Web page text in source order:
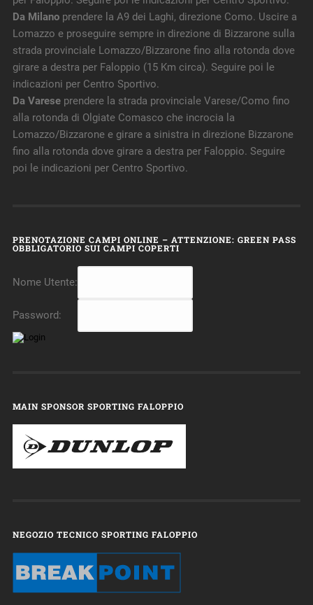
Da Milanoprendere la A9 dei Laghi, direzione Como. Uscire a
Lomazzo e proseguire sempre in direzione di Bizzarone sulla
strada provinciale Lomazzo/Bizzarone fino alla rotonda dove
girare a destra per Faloppio (15 Km circa). Seguire poi le
indicazioni per Centro Sportivo.
Da Vareseprendere la strada provinciale Varese/Como fino
alla rotonda di Olgiate Comasco che incrocia la
Lomazzo/Bizzarone e girare a sinistra in direzione Bizzarone
fino alla rotonda dove girare a destra per Faloppio. Seguire
poi le indicazioni per Centro Sportivo.
PRENOTAZIONE CAMPI ONLINE – ATTENZIONE: GREEN PASS
OBBLIGATORIO SUI CAMPI COPERTI
Nome Utente:
Password:
MAIN SPONSOR SPORTING FALOPPIO
NEGOZIO TECNICO SPORTING FALOPPIO